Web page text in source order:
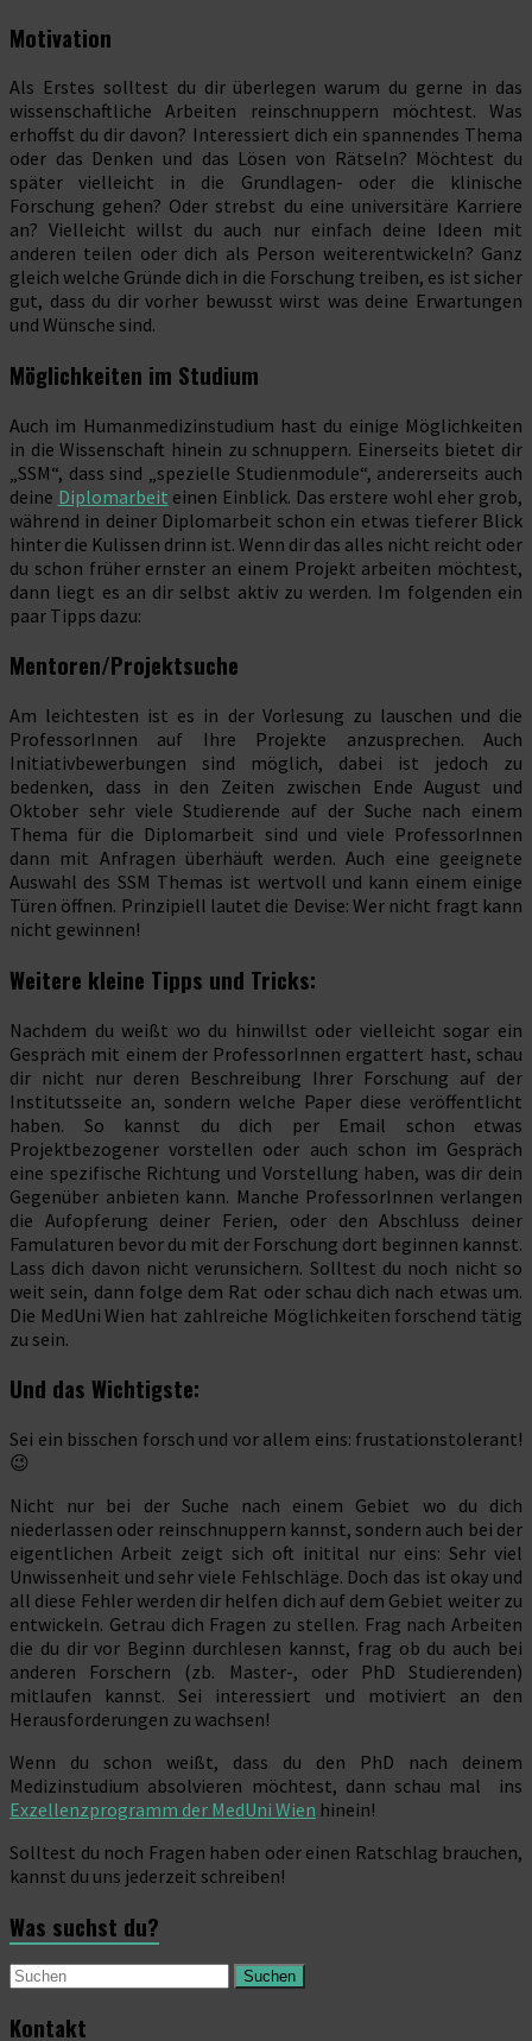
Motivation
Als Erstes solltest du dir überlegen warum du gerne in das
wissenschaftliche Arbeiten reinschnuppern möchtest. Was
erhoffst du dir davon? Interessiert dich ein spannendes Thema
oder das Denken und das Lösen von Rätseln? Möchtest du
später vielleicht in die Grundlagen- oder die klinische
Forschung gehen? Oder strebst du eine universitäre Karriere
an? Vielleicht willst du auch nur einfach deine Ideen mit
anderen teilen oder dich als Person weiterentwickeln? Ganz
gleich welche Gründe dich in die Forschung treiben, es ist sicher
gut, dass du dir vorher bewusst wirst was deine Erwartungen
und Wünsche sind.
Möglichkeiten im Studium
Auch im Humanmedizinstudium hast du einige Möglichkeiten
in die Wissenschaft hinein zu schnuppern. Einerseits bietet dir
„SSM“, dass sind „spezielle Studienmodule“, andererseits auch
deine Diplomarbeit einen Einblick. Das erstere wohl eher grob,
während in deiner Diplomarbeit schon ein etwas tieferer Blick
hinter die Kulissen drinn ist. Wenn dir das alles nicht reicht oder
du schon früher ernster an einem Projekt arbeiten möchtest,
dann liegt es an dir selbst aktiv zu werden. Im folgenden ein
paar Tipps dazu:
Mentoren/Projektsuche
Am leichtesten ist es in der Vorlesung zu lauschen und die
ProfessorInnen auf Ihre Projekte anzusprechen. Auch
Initiativbewerbungen sind möglich, dabei ist jedoch zu
bedenken, dass in den Zeiten zwischen Ende August und
Oktober sehr viele Studierende auf der Suche nach einem
Thema für die Diplomarbeit sind und viele ProfessorInnen
dann mit Anfragen überhäuft werden. Auch eine geeignete
Auswahl des SSM Themas ist wertvoll und kann einem einige
Türen öffnen. Prinzipiell lautet die Devise: Wer nicht fragt kann
nicht gewinnen!
Weitere kleine Tipps und Tricks:
Nachdem du weißt wo du hinwillst oder vielleicht sogar ein
Gespräch mit einem der ProfessorInnen ergattert hast, schau
dir nicht nur deren Beschreibung Ihrer Forschung auf der
Institutsseite an, sondern welche Paper diese veröffentlicht
haben. So kannst du dich per Email schon etwas
Projektbezogener vorstellen oder auch schon im Gespräch
eine spezifische Richtung und Vorstellung haben, was dir dein
Gegenüber anbieten kann. Manche ProfessorInnen verlangen
die Aufopferung deiner Ferien, oder den Abschluss deiner
Famulaturen bevor du mit der Forschung dort beginnen kannst.
Lass dich davon nicht verunsichern. Solltest du noch nicht so
weit sein, dann folge dem Rat oder schau dich nach etwas um.
Die MedUni Wien hat zahlreiche Möglichkeiten forschend tätig
zu sein.
Und das Wichtigste:
Sei ein bisschen forsch und vor allem eins: frustationstolerant!
😉
Nicht nur bei der Suche nach einem Gebiet wo du dich
niederlassen oder reinschnuppern kannst, sondern auch bei der
eigentlichen Arbeit zeigt sich oft initital nur eins: Sehr viel
Unwissenheit und sehr viele Fehlschläge. Doch das ist okay und
all diese Fehler werden dir helfen dich auf dem Gebiet weiter zu
entwickeln. Getrau dich Fragen zu stellen. Frag nach Arbeiten
die du dir vor Beginn durchlesen kannst, frag ob du auch bei
anderen Forschern (zb. Master-, oder PhD Studierenden)
mitlaufen kannst. Sei interessiert und motiviert an den
Herausforderungen zu wachsen!
Wenn du schon weißt, dass du den PhD nach deinem
Medizinstudium absolvieren möchtest, dann schau mal ins
Exzellenzprogramm der MedUni Wien hinein!
Solltest du noch Fragen haben oder einen Ratschlag brauchen,
kannst du uns jederzeit schreiben!
Was suchst du?
Suchen
Kontakt